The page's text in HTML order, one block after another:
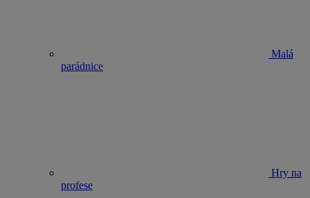
Malá
parádnice
Hry na
profese